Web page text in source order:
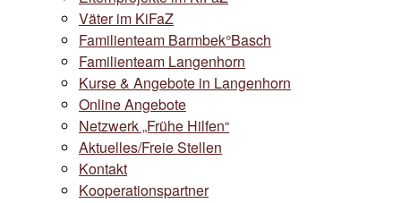
Väter im KiFaZ
Familienteam Barmbek°Basch
Familienteam Langenhorn
Kurse & Angebote in Langenhorn
Online Angebote
Netzwerk „Frühe Hilfen“
Aktuelles/Freie Stellen
Kontakt
Kooperationspartner